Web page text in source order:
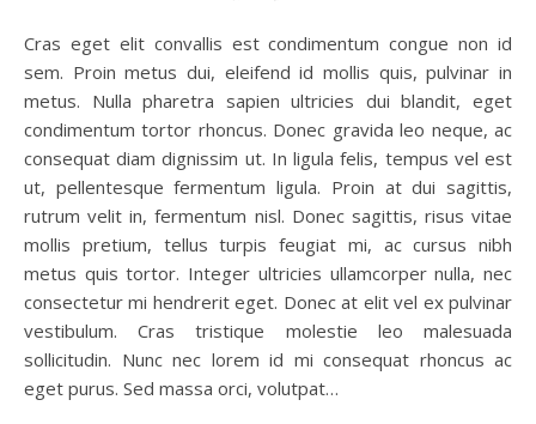
Cras eget elit convallis est condimentum congue non id
sem. Proin metus dui, eleifend id mollis quis, pulvinar in
metus. Nulla pharetra sapien ultricies dui blandit, eget
condimentum tortor rhoncus. Donec gravida leo neque, ac
consequat diam dignissim ut. In ligula felis, tempus vel est
ut, pellentesque fermentum ligula. Proin at dui sagittis,
rutrum velit in, fermentum nisl. Donec sagittis, risus vitae
mollis pretium, tellus turpis feugiat mi, ac cursus nibh
metus quis tortor. Integer ultricies ullamcorper nulla, nec
consectetur mi hendrerit eget. Donec at elit vel ex pulvinar
vestibulum. Cras tristique molestie leo malesuada
sollicitudin. Nunc nec lorem id mi consequat rhoncus ac
eget purus. Sed massa orci, volutpat…